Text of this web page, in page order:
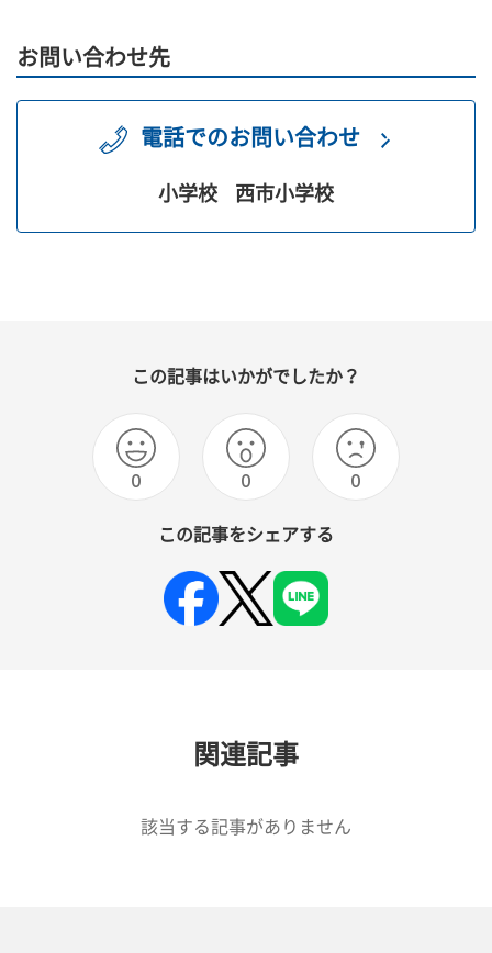
お問い合わせ先
電話でのお問い合わせ
小学校 西市小学校
この記事はいかがでしたか？
0 0 0
この記事をシェアする
関連記事
該当する記事がありません